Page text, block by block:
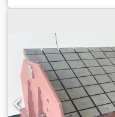
plazmanitiran, ima
stola i paralelni
rasteru od 50 mm.
debljinu materijala cca
visokokvalitetnog čelika
međusobnom razmaku
vašeg uređaja. Stolovi
opremljeni skalom.
280858.X.